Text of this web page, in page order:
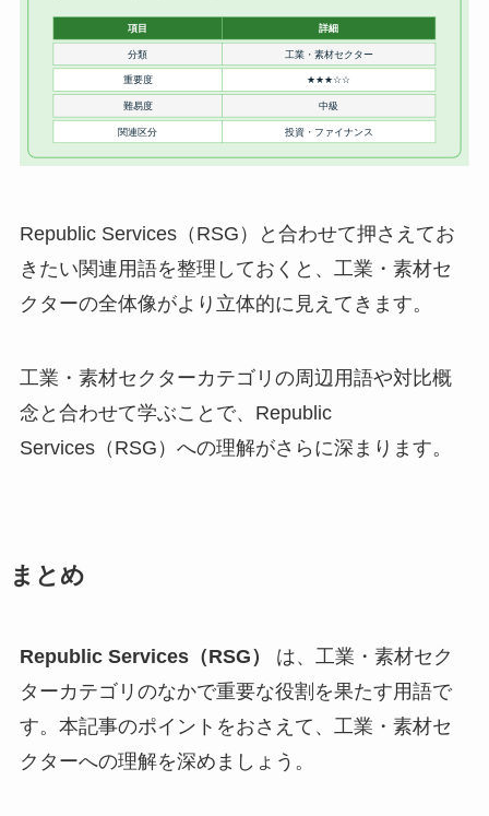
Republic Services（RSG）と合わせて押さえてお
きたい関連用語を整理しておくと、工業・素材セ
クターの全体像がより立体的に見えてきます。
工業・素材セクターカテゴリの周辺用語や対比概
念と合わせて学ぶことで、Republic
Services（RSG）への理解がさらに深まります。
まとめ
Republic Services（RSG）
は、工業・素材セク
ターカテゴリのなかで重要な役割を果たす用語で
す。本記事のポイントをおさえて、工業・素材セ
クターへの理解を深めましょう。